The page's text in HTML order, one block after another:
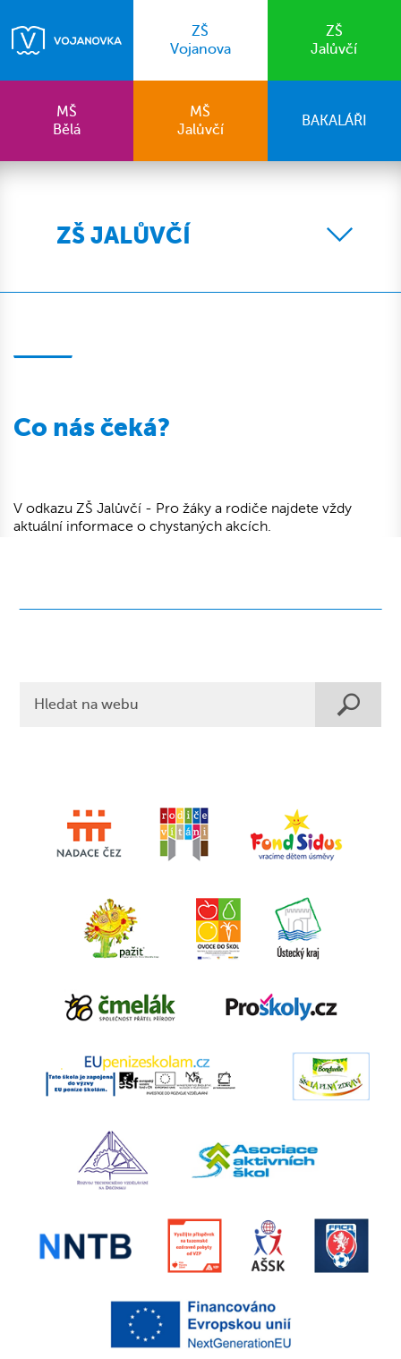
ZŠ
Vojanova
ZŠ
Jalůvčí
MŠ
Bělá
MŠ
Jalůvčí
BAKALÁŘI
ZŠ JALŮVČÍ
Co nás čeká?
V odkazu ZŠ Jalůvčí - Pro žáky a rodiče najdete vždy
aktuální informace o chystaných akcích.